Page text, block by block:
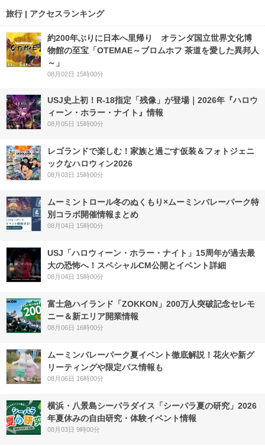
旅行 | アクセスランキング
約200年ぶりに日本へ里帰り オランダ国立世界文化博
物館の至宝「OTEMAE～ブロムホフ 茶道を愛した異邦人
～」
08月02日 15時00分
USJ史上初！R-18指定「残像」が登場｜2026年『ハロウ
ィーン・ホラー・ナイト』情報
08月05日 15時00分
レゴランドで楽しむ！家族と過ごす仮装＆フォトジェニ
ックなハロウィン2026
08月03日 15時00分
ムーミントロール冬のぬくもり×ムーミンバレーパーク特
別コラボ開催情報まとめ
08月04日 15時00分
USJ「ハロウィーン・ホラー・ナイト」15周年が過去最
大の恐怖へ！スペシャルCM公開とイベント詳細
08月04日 15時00分
富士急ハイランド「ZOKKON」200万人突破記念セレモ
ニー＆新エリア開業情報
08月06日 16時00分
ムーミンバレーパーク夏イベント徹底解説！花火や新グ
リーティングや限定パス情報も
08月06日 16時00分
横浜・八景島シーパラダイス「シーパラ夏の研究」2026
年夏休みの自由研究・体験イベント情報
08月03日 9時00分